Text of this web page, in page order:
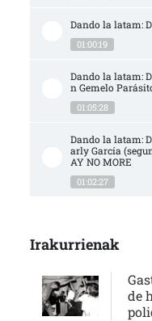
Dando la latam:
01:00:19
Dando la latam:
n Gemelo
01:05:28
Dando la latam:
arly García
AY NO MORE
01:02:27
Irakurrienak
de